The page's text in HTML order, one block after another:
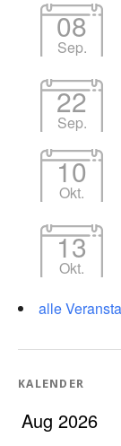
08
Sep.
22
Sep.
10
Okt.
13
Okt.
alle
KALENDER